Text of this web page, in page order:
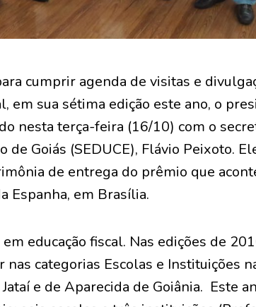
cumprir agenda de visitas e
em sua sétima edição este ano, o
nesta terça-feira (16/10) com o
de Goiás (SEDUCE), Flávio Peixoto.
de entrega do prêmio que
Espanha, em Brasília.
educação fiscal. Nas edições de
categorias Escolas e Instituições
e de Aparecida de Goiânia. Este